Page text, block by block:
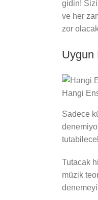
gidin!
ve her
zor
Uygun
Hangi
Sadece
Tutacak
müzik